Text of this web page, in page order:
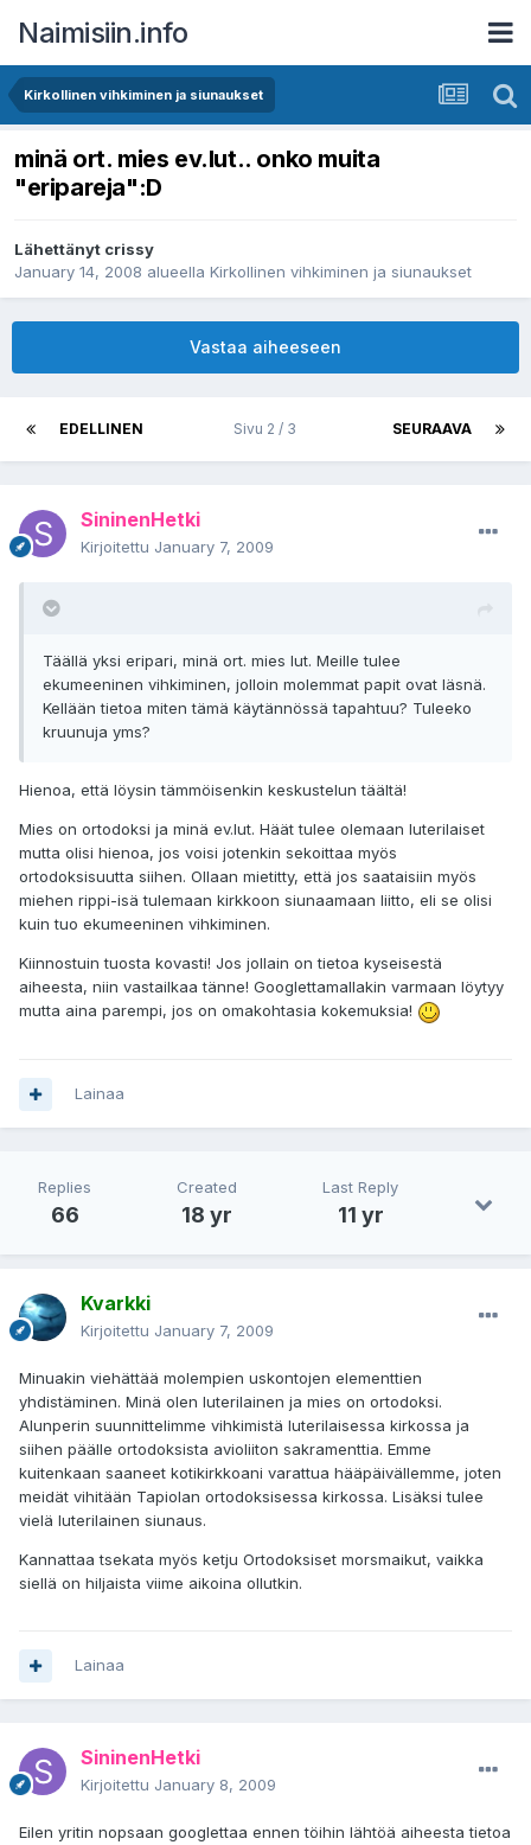
Naimisiin.info
Kirkollinen vihkiminen ja siunaukset
minä ort. mies ev.lut.. onko muita
"eripareja":D
Lähettänyt crissy
January 14, 2008 alueella Kirkollinen vihkiminen ja siunaukset
Vastaa aiheeseen
EDELLINEN SEURAAVA
Sivu 2 / 3
SininenHetki
Kirjoitettu January 7, 2009
Täällä yksi eripari, minä ort. mies lut. Meille tulee
ekumeeninen vihkiminen, jolloin molemmat papit ovat läsnä.
Kellään tietoa miten tämä käytännössä tapahtuu? Tuleeko
kruunuja yms?
Hienoa, että löysin tämmöisenkin keskustelun täältä!
Mies on ortodoksi ja minä ev.lut. Häät tulee olemaan luterilaiset
mutta olisi hienoa, jos voisi jotenkin sekoittaa myös
ortodoksisuutta siihen. Ollaan mietitty, että jos saataisiin myös
miehen rippi-isä tulemaan kirkkoon siunaamaan liitto, eli se olisi
kuin tuo ekumeeninen vihkiminen.
Kiinnostuin tuosta kovasti! Jos jollain on tietoa kyseisestä
aiheesta, niin vastailkaa tänne! Googlettamallakin varmaan löytyy
mutta aina parempi, jos on omakohtasia kokemuksia!
Lainaa
Replies
66
Created
18 yr
Last Reply
11 yr
Kvarkki
Kirjoitettu January 7, 2009
Minuakin viehättää molempien uskontojen elementtien
yhdistäminen. Minä olen luterilainen ja mies on ortodoksi.
Alunperin suunnittelimme vihkimistä luterilaisessa kirkossa ja
siihen päälle ortodoksista avioliiton sakramenttia. Emme
kuitenkaan saaneet kotikirkkoani varattua hääpäivällemme, joten
meidät vihitään Tapiolan ortodoksisessa kirkossa. Lisäksi tulee
vielä luterilainen siunaus.
Kannattaa tsekata myös ketju Ortodoksiset morsmaikut, vaikka
siellä on hiljaista viime aikoina ollutkin.
Lainaa
SininenHetki
Kirjoitettu January 8, 2009
Eilen yritin nopsaan googlettaa ennen töihin lähtöä aiheesta tietoa